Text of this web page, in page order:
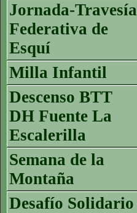
Jornada-Travesía
Federativa de
Esquí
Milla Infantil
Descenso BTT
DH Fuente La
Escalerilla
Semana de la
Montaña
Desafío Solidario